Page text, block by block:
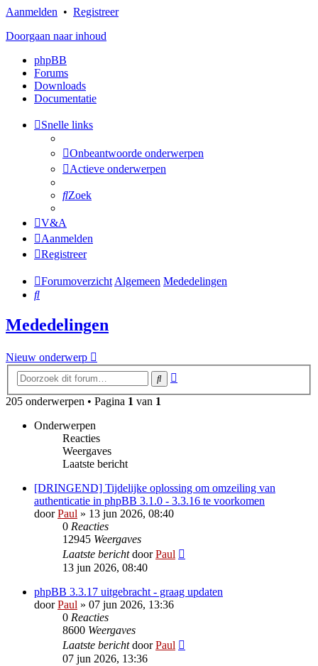
Aanmelden • Registreer
Doorgaan naar inhoud
phpBB
Forums
Downloads
Documentatie
Snelle links
Onbeantwoorde onderwerpen
Actieve onderwerpen
Zoek
V&A
Aanmelden
Registreer
Forumoverzicht Algemeen Mededelingen
Zoek
Mededelingen
Nieuw onderwerp
Zoek
205 onderwerpen • Pagina 1 van 1
Onderwerpen
Reacties
Weergaves
Laatste bericht
[DRINGEND] Tijdelijke oplossing om omzeiling van
authenticatie in phpBB 3.1.0 - 3.3.16 te voorkomen
doorPaul » 13 jun 2026, 08:40
0 Reacties
12945 Weergaves
Laatste berichtdoorPaul
13 jun 2026, 08:40
phpBB 3.3.17 uitgebracht - graag updaten
doorPaul » 07 jun 2026, 13:36
0 Reacties
8600 Weergaves
Laatste berichtdoorPaul
07 jun 2026, 13:36